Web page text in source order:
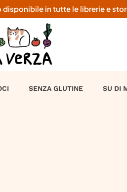
disponibile in tutte le librerie e
SENZA GLUTINE SU DI